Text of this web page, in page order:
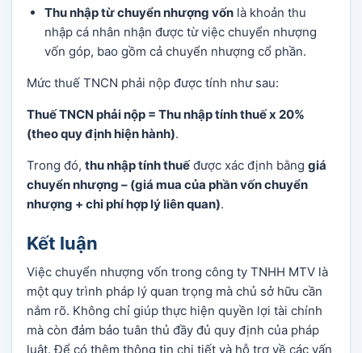
Thu nhập từ chuyển nhượng vốn là khoản thu
nhập cá nhân nhận được từ việc chuyển nhượng
vốn góp, bao gồm cả chuyển nhượng cổ phần.
Mức thuế TNCN phải nộp được tính như sau:
Thuế TNCN phải nộp = Thu nhập tính thuế x 20%
(theo quy định hiện hành).
Trong đó, thu nhập tính thuếđược xác định bằng giá
chuyển nhượng – (giá mua của phần vốn chuyển
nhượng + chi phí hợp lý liên quan).
Kết luận
Việc chuyển nhượng vốn trong công ty TNHH MTV là
một quy trình pháp lý quan trọng mà chủ sở hữu cần
nắm rõ. Không chỉ giúp thực hiện quyền lợi tài chính
mà còn đảm bảo tuân thủ đầy đủ quy định của pháp
luật. Để có thêm thông tin chi tiết và hỗ trợ về các vấn